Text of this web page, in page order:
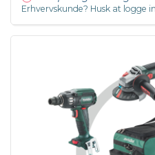
Erhvervskunde? Husk at logge